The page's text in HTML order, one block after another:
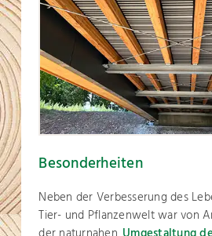
Besonderheiten
Neben der Verbesserung des
Tier- und Pflanzenwelt war von